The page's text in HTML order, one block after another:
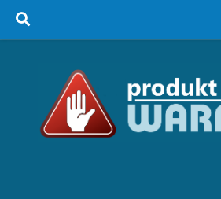
Zum Inhalt springen